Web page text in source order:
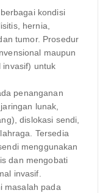
kondisi
hernia,
tumor. Prosedur
maupun
invasif) untuk
penanganan
lunak,
dislokasi sendi,
Tersedia
menggunakan
dan mengobati
invasif.
masalah pada